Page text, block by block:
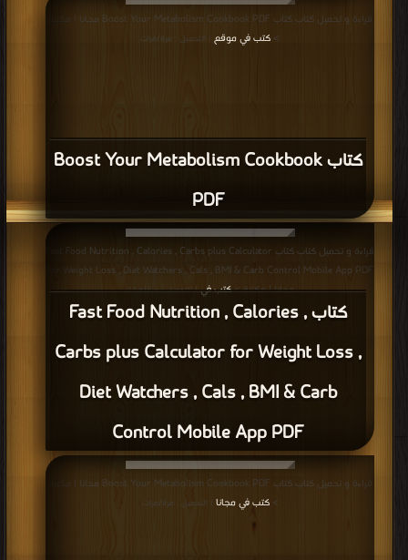
كتاب Boost Your Metabolism Cookbook
PDF
قراءة و تحميل كتاب كتاب Boost Your Metabolism Cookbook PDF مجانا | مكتبة
> كتب في موقع | التحميل : مرة/مرات
كتاب Fast Food Nutrition , Calories ,
Carbs plus Calculator for Weight Loss ,
Diet Watchers , Cals , BMI & Carb
Control Mobile App PDF
قراءة و تحميل كتاب كتاب Fast Food Nutrition , Calories , Carbs plus Calculator
for Weight Loss , Diet Watchers , Cals , BMI & Carb Control Mobile App PDF
مجانا | مكتبة >كتب في| التحميل : مرة/مرات
قراءة و تحميل كتاب كتاب Boost Your Metabolism Cookbook PDF مجانا | مكتبة
>كتب في مجانا | التحميل : مرة/مرات